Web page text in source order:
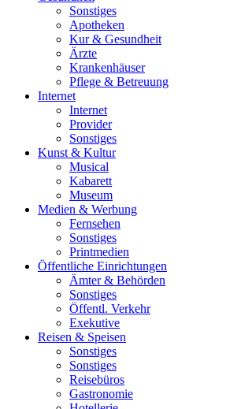
Sonstiges
Apotheken
Kur & Gesundheit
Ärzte
Krankenhäuser
Pflege & Betreuung
Internet
Internet
Provider
Sonstiges
Kunst & Kultur
Musical
Kabarett
Museum
Medien & Werbung
Fernsehen
Sonstiges
Printmedien
Öffentliche Einrichtungen
Ämter & Behörden
Sonstiges
Öffentl. Verkehr
Exekutive
Reisen & Speisen
Sonstiges
Sonstiges
Reisebüros
Gastronomie